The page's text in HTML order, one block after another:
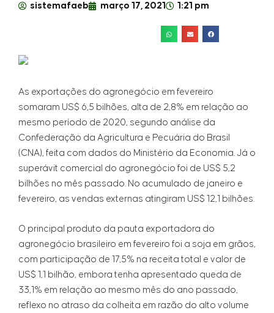
sistemafaeb março 17, 2021 1:21 pm
As exportações do agronegócio em fevereiro
somaram US$ 6,5 bilhões, alta de 2,8% em relação ao
mesmo período de 2020, segundo análise da
Confederação da Agricultura e Pecuária do Brasil
(CNA), feita com dados do Ministério da Economia. Já o
superávit comercial do agronegócio foi de US$ 5,2
bilhões no mês passado. No acumulado de janeiro e
fevereiro, as vendas externas atingiram US$ 12,1 bilhões.
O principal produto da pauta exportadora do
agronegócio brasileiro em fevereiro foi a soja em grãos,
com participação de 17,5% na receita total e valor de
US$ 1,1 bilhão, embora tenha apresentado queda de
33,1% em relação ao mesmo mês do ano passado,
reflexo no atraso da colheita em razão do alto volume